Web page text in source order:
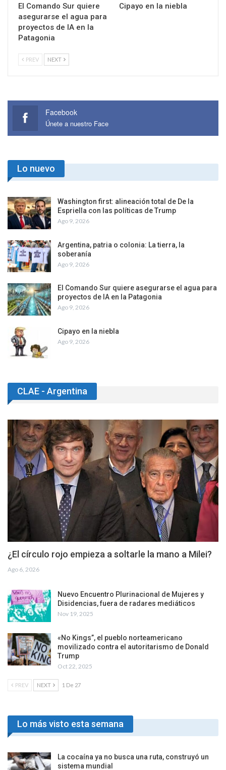
El Comando Sur quiere
asegurarse el agua para
proyectos de IA en la
Patagonia
Cipayo en la niebla
PREV NEXT
Facebook
Únete a nuestro Face
Lo nuevo
Washington first: alineación total de De la
Espriella con las políticas de Trump
Ago 9, 2026
Argentina, patria o colonia: La tierra, la
soberanía
Ago 9, 2026
El Comando Sur quiere asegurarse el agua para
proyectos de IA en la Patagonia
Ago 9, 2026
Cipayo en la niebla
Ago 9, 2026
CLAE - Argentina
¿El círculo rojo empieza a soltarle la mano a Milei?
Ago 6, 2026
Nuevo Encuentro Plurinacional de Mujeres y
Disidencias, fuera de radares mediáticos
Nov 19, 2025
«No Kings”, el pueblo norteamericano
movilizado contra el autoritarismo de Donald
Trump
Oct 22, 2025
PREV NEXT 1 De 27
Lo más visto esta semana
La cocaína ya no busca una ruta, construyó un
sistema mundial